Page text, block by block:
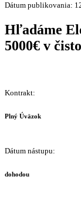
Dátum publikovania:
Hľadáme
5000€ v
Kontrakt:
Plný Úväzok
Dátum nástupu:
dohodou